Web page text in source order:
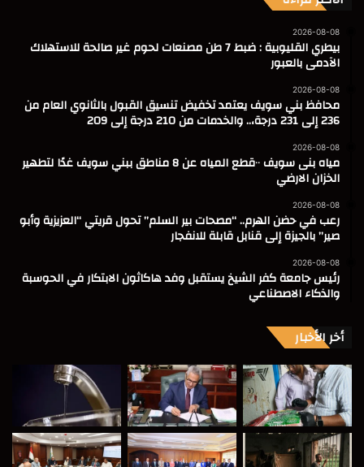
2026-08-08
بيطري القليوبية : ضبط 7 طن مصنعات لحوم غير صالحة للاستهلاك
الآدمى بالعبور
2026-08-08
محافظ بني سويف يعتمد تخفيض تنسيق القبول بالثانوي العام من
236 إلى 231 درجة،.. والخدمات من 210 درجة إلى 209
2026-08-08
مياه بنى سويف ٠٠قطع المياه عن 8 مناطق ببني سويف غدًا لتطهير
الخزان الارضي
2026-08-08
رعب في حضن الهرم.. “مصحات بير السلم” تحول قريتي “العزيزية وأبو
صير” بالجيزة إلى قنابل قابلة للانفجار
2026-08-08
رئيس جامعة كفر الشيخ يستقبل وفد هاكاثون الابتكار في الحوسبة
والذكاء الاصطناعي
أخر الأخبار